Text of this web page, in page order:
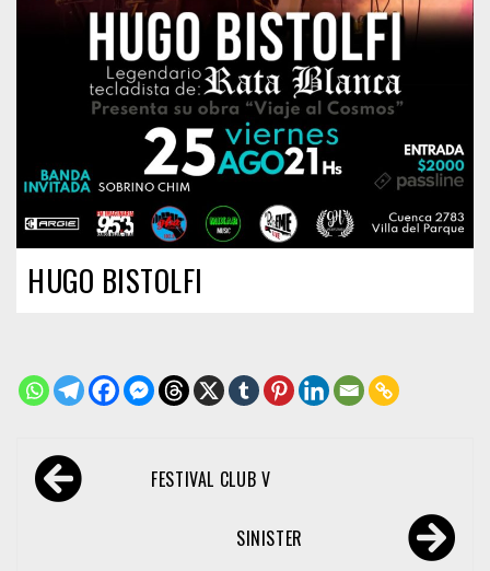
HUGO BISTOLFI
Navegación
de FESTIVAL CLUB V
SINISTER